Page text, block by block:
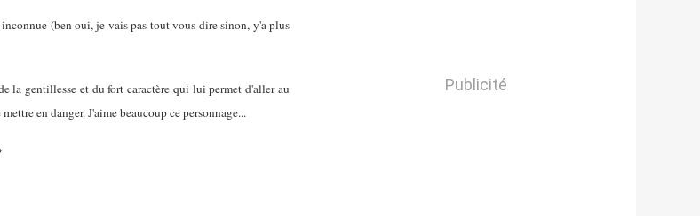
(ben oui, je vais pas tout vous dire sinon, y'a plus
la gentillesse et du fort caractère qui lui permet d'aller au
en danger. J'aime beaucoup ce personnage...
Publicité